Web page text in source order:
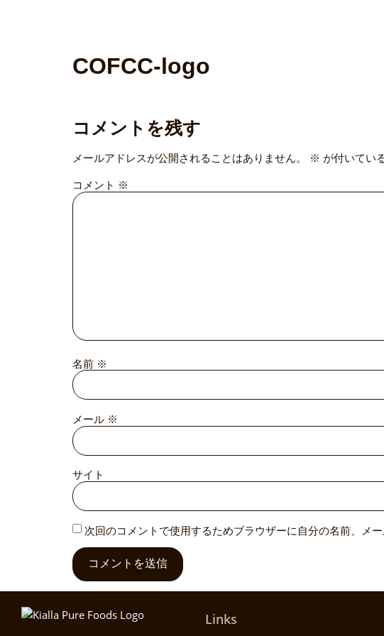
COFCC-logo
コメントを残す
メールアドレスが公開されることはありません。 ※ が付いてい
コメント ※
名前 ※
メール ※
サイト
次回のコメントで使用するためブラウザーに自分の名前、メ
Links